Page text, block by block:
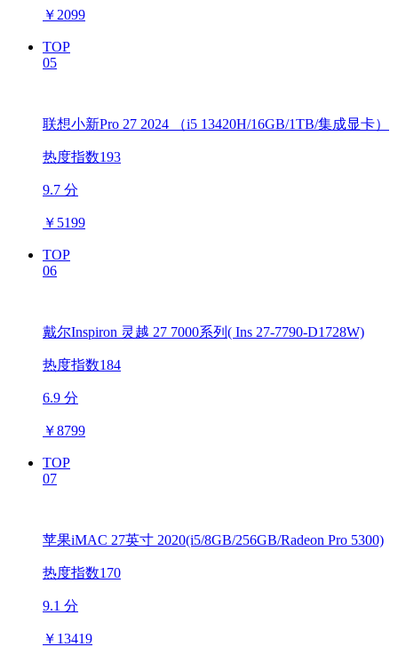
￥ 2099
TOP
05
联想小新Pro 27 2024 （i5 13420H/16GB/1TB/集成显卡）
热度指数193
9.7 分
￥ 5199
TOP
06
戴尔Inspiron 灵越 27 7000系列( Ins 27-7790-D1728W)
热度指数184
6.9 分
￥8799
TOP
07
苹果iMAC 27英寸 2020(i5/8GB/256GB/Radeon Pro 5300)
热度指数170
9.1 分
￥ 13419